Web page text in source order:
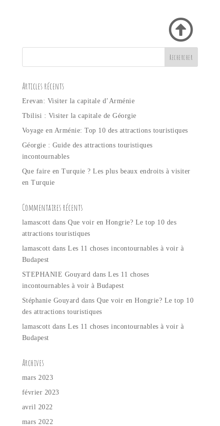
Articles récents
Erevan: Visiter la capitale d’Arménie
Tbilisi : Visiter la capitale de Géorgie
Voyage en Arménie: Top 10 des attractions touristiques
Géorgie : Guide des attractions touristiques
incontournables
Que faire en Turquie ? Les plus beaux endroits à visiter
en Turquie
Commentaires récents
lamascott dansQue voir en Hongrie? Le top 10 des
attractions touristiques
lamascott dansLes 11 choses incontournables à voir à
Budapest
STEPHANIE Gouyard dansLes 11 choses
incontournables à voir à Budapest
Stéphanie Gouyard dansQue voir en Hongrie? Le top 10
des attractions touristiques
lamascott dansLes 11 choses incontournables à voir à
Budapest
Archives
mars 2023
février 2023
avril 2022
mars 2022